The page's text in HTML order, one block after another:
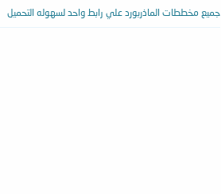
ع
جميع مخططات الماذربورد علي رابط واحد لسهوله التحميل